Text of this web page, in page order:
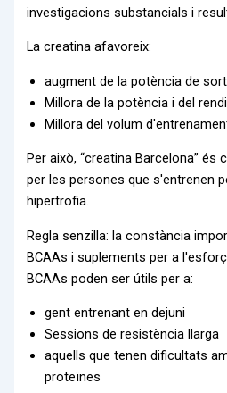
investigacions substancials i
La creatina afavoreix:
augment de la potència de
Millora de la potència i del
Millora del volum
Per això, “creatina Barcelona”
per les persones que s'entrenen
hipertrofia.
Regla senzilla: la constància
BCAAs i suplements per a
BCAAs poden ser útils per a:
gent entrenant en dejuni
Sessions de resistència llarga
aquells que tenen dificultats
proteïnes